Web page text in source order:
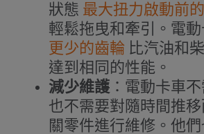
狀態 最大扭力啟動前
輕鬆拖曳和牽引。電
更少的齒輪 比汽油和
達到相同的性能。
減少維護：電動卡車不
也不需要對隨時間推
關零件進行維修。他